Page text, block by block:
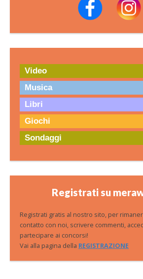
Video
Musica
Libri
Giochi
Sondaggi
Registrati su
Registrati gratis al nostro sito, per
contatto con noi, scrivere commenti,
partecipare ai concorsi!
Vai alla pagina della REGISTRAZIONE